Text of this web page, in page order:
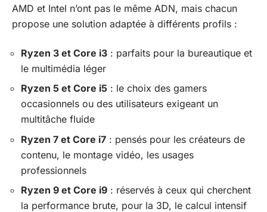
AMD et Intel n’ont pas le même ADN, mais chacun
propose une solution adaptée à différents profils :
Ryzen 3 et Core i3 : parfaits pour la bureautique et
le multimédia léger
Ryzen 5 et Core i5 : le choix des gamers
occasionnels ou des utilisateurs exigeant un
multitâche fluide
Ryzen 7 et Core i7 : pensés pour les créateurs de
contenu, le montage vidéo, les usages
professionnels
Ryzen 9 et Core i9 : réservés à ceux qui cherchent
la performance brute, pour la 3D, le calcul intensif